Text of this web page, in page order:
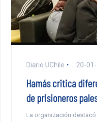
Diario UChile 20-
Hamás critica
de prisioneros
La organización